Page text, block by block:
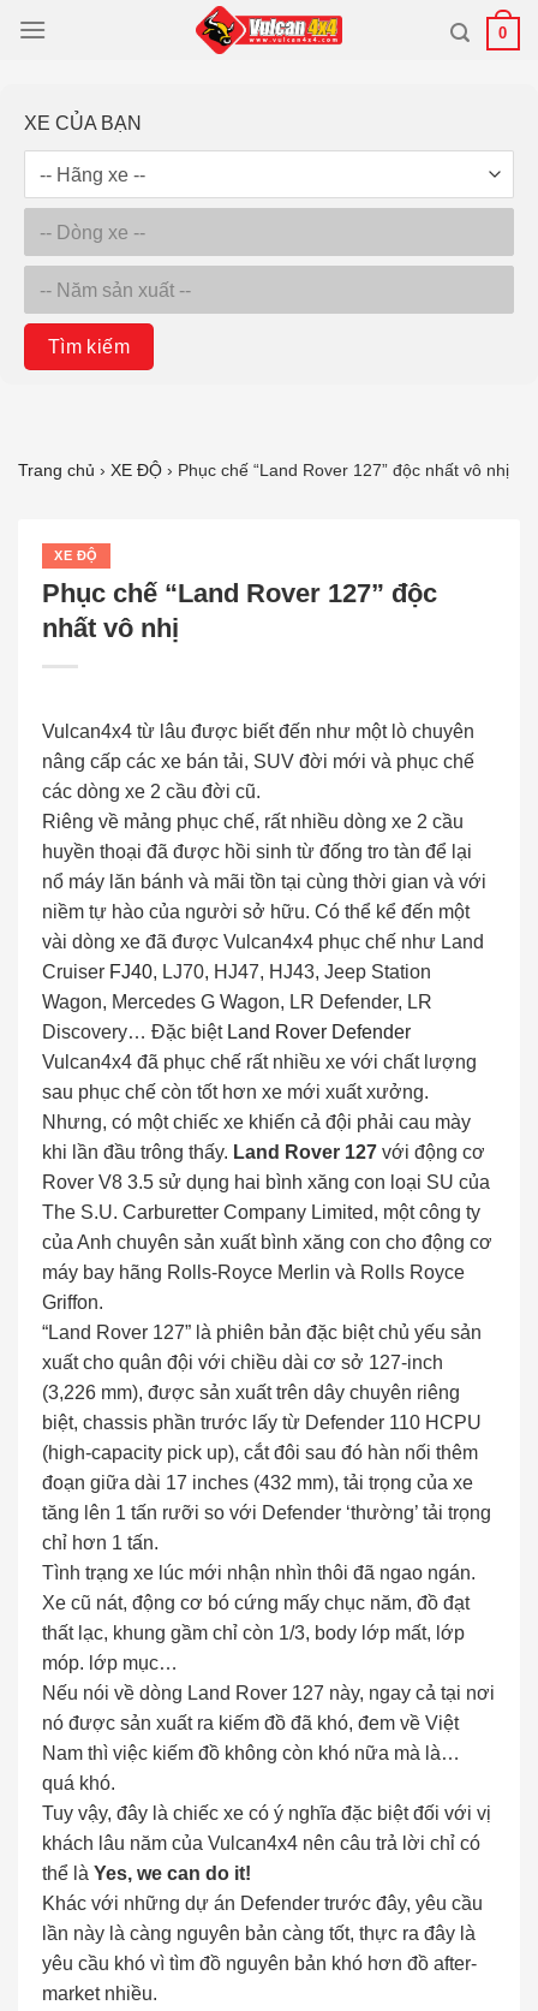
qua
0
XE CỦA BẠN
Tìm kiếm
Trang chủ › XE ĐỘ › Phục chế “Land Rover 127” độc nhất vô nhị
XE ĐỘ
Phục chế “Land Rover 127” độc
nhất vô nhị
Vulcan4x4 từ lâu được biết đến như một lò chuyên
nâng cấp các xe bán tải, SUV đời mới và phục chế
các dòng xe 2 cầu đời cũ.
Riêng về mảng phục chế, rất nhiều dòng xe 2 cầu
huyền thoại đã được hồi sinh từ đống tro tàn để lại
nổ máy lăn bánh và mãi tồn tại cùng thời gian và với
niềm tự hào của người sở hữu. Có thể kể đến một
vài dòng xe đã được Vulcan4x4 phục chế như Land
Cruiser FJ40, LJ70, HJ47, HJ43, Jeep Station
Wagon, Mercedes G Wagon, LR Defender, LR
Discovery… Đặc biệt Land Rover Defender
Vulcan4x4 đã phục chế rất nhiều xe với chất lượng
sau phục chế còn tốt hơn xe mới xuất xưởng.
Nhưng, có một chiếc xe khiến cả đội phải cau mày
khi lần đầu trông thấy. Land Rover 127 với động cơ
Rover V8 3.5 sử dụng hai bình xăng con loại SU của
The S.U. Carburetter Company Limited, một công ty
của Anh chuyên sản xuất bình xăng con cho động cơ
máy bay hãng Rolls-Royce Merlin và Rolls Royce
Griffon.
“Land Rover 127” là phiên bản đặc biệt chủ yếu sản
xuất cho quân đội với chiều dài cơ sở 127-inch
(3,226 mm), được sản xuất trên dây chuyên riêng
biệt, chassis phần trước lấy từ Defender 110 HCPU
(high-capacity pick up), cắt đôi sau đó hàn nối thêm
đoạn giữa dài 17 inches (432 mm), tải trọng của xe
tăng lên 1 tấn rưỡi so với Defender ‘thường’ tải trọng
chỉ hơn 1 tấn.
Tình trạng xe lúc mới nhận nhìn thôi đã ngao ngán.
Xe cũ nát, động cơ bó cứng mấy chục năm, đồ đạt
thất lạc, khung gầm chỉ còn 1/3, body lớp mất, lớp
móp. lớp mục…
Nếu nói về dòng Land Rover 127 này, ngay cả tại nơi
nó được sản xuất ra kiếm đồ đã khó, đem về Việt
Nam thì việc kiếm đồ không còn khó nữa mà là…
quá khó.
Tuy vậy, đây là chiếc xe có ý nghĩa đặc biệt đối với vị
khách lâu năm của Vulcan4x4 nên câu trả lời chỉ có
thể là Yes, we can do it!
Khác với những dự án Defender trước đây, yêu cầu
lần này là càng nguyên bản càng tốt, thực ra đây là
yêu cầu khó vì tìm đồ nguyên bản khó hơn đồ after-
market nhiều.